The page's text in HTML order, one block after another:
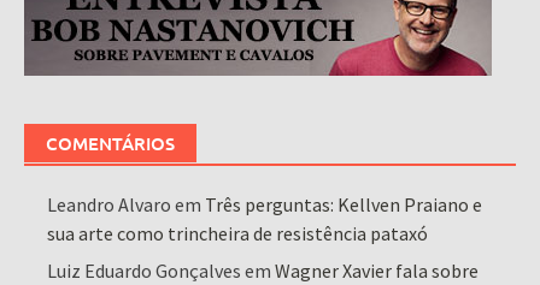
COMENTÁRIOS
Leandro Alvaro em Três perguntas: Kellven Praiano e
sua arte como trincheira de resistência pataxó
Luiz Eduardo Gonçalves emWagner Xavier fala sobre